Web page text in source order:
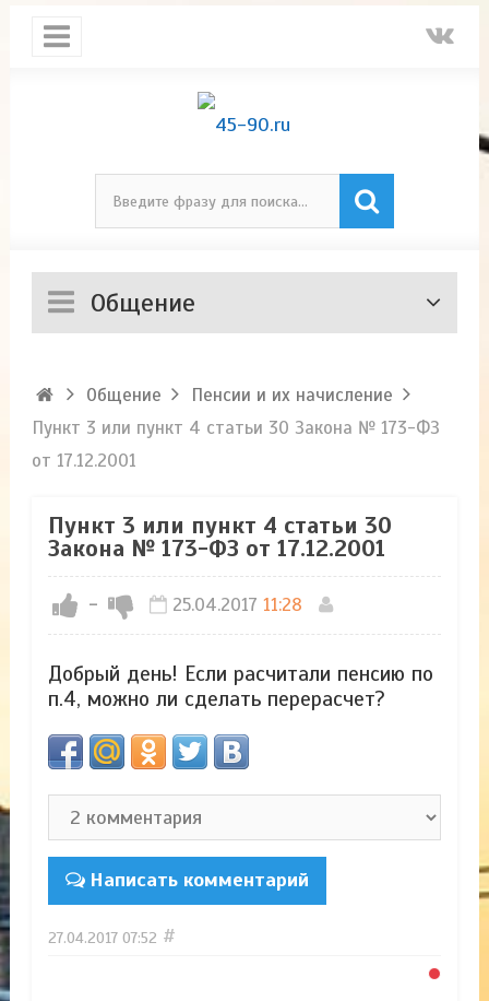
Общение
Общение
Пенсии и их начисление
Пункт 3 или пункт 4 статьи 30 Закона № 173-ФЗ
от 17.12.2001
Пункт 3 или пункт 4 статьи 30
Закона № 173-ФЗ от 17.12.2001
- 25.04.2017 11:28
Добрый день! Если расчитали пенсию по
п.4, можно ли сделать перерасчет?
Написать комментарий
27.04.2017 07:52 #